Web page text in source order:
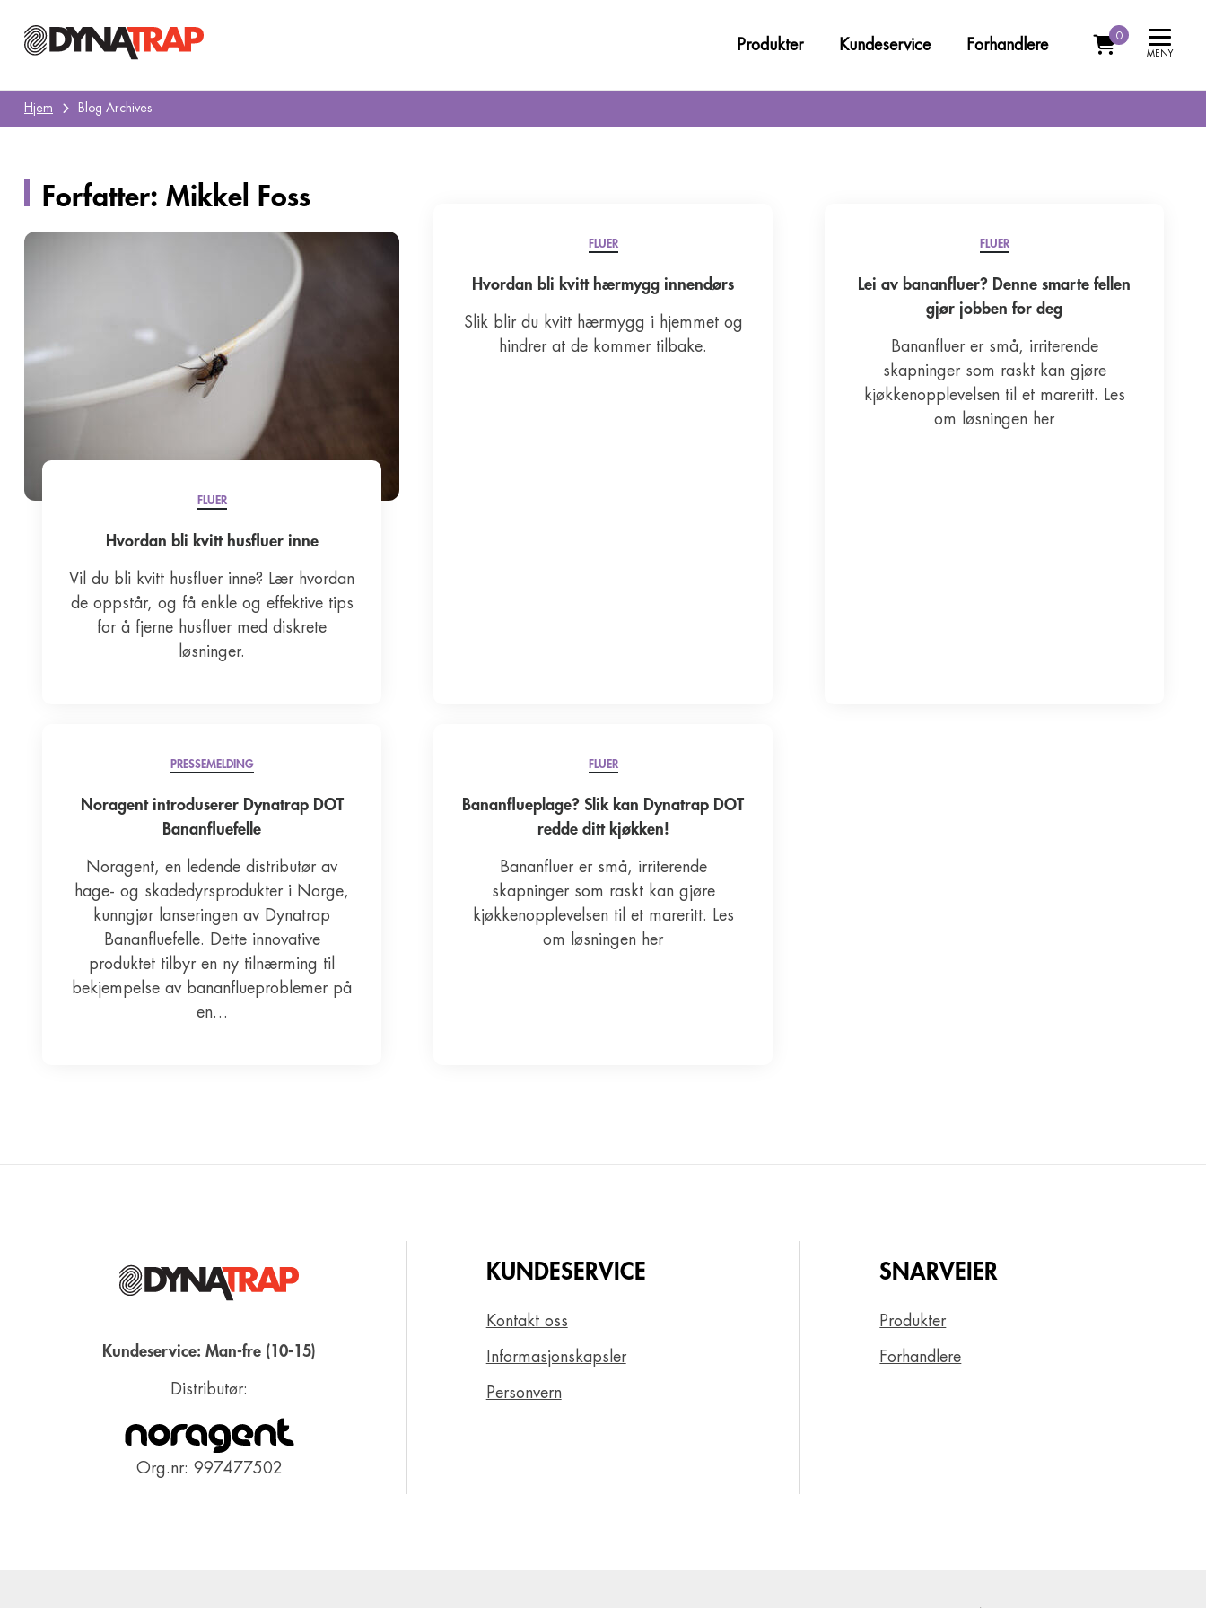
Produkter Kundeservice Forhandlere
0
MENY
Hjem Blog Archives
Forfatter: Mikkel Foss
FLUER
Hvordan bli kvitt husfluer inne
Vil du bli kvitt husfluer inne? Lær hvordan
de oppstår, og få enkle og effektive tips
for å fjerne husfluer med diskrete
løsninger.
FLUER
Hvordan bli kvitt hærmygg innendørs
Slik blir du kvitt hærmygg i hjemmet og
hindrer at de kommer tilbake.
FLUER
Lei av bananfluer? Denne smarte fellen
gjør jobben for deg
Bananfluer er små, irriterende
skapninger som raskt kan gjøre
kjøkkenopplevelsen til et mareritt. Les
om løsningen her
PRESSEMELDING
Noragent introduserer Dynatrap DOT
Bananfluefelle
Noragent, en ledende distributør av
hage- og skadedyrsprodukter i Norge,
kunngjør lanseringen av Dynatrap
Bananfluefelle. Dette innovative
produktet tilbyr en ny tilnærming til
bekjempelse av bananflueproblemer på
en…
FLUER
Bananflueplage? Slik kan Dynatrap DOT
redde ditt kjøkken!
Bananfluer er små, irriterende
skapninger som raskt kan gjøre
kjøkkenopplevelsen til et mareritt. Les
om løsningen her
Kundeservice: Man-fre (10-15)
Distributør:
Org.nr: 997477502
KUNDESERVICE
Kontakt oss
Informasjonskapsler
Personvern
SNARVEIER
Produkter
Forhandlere